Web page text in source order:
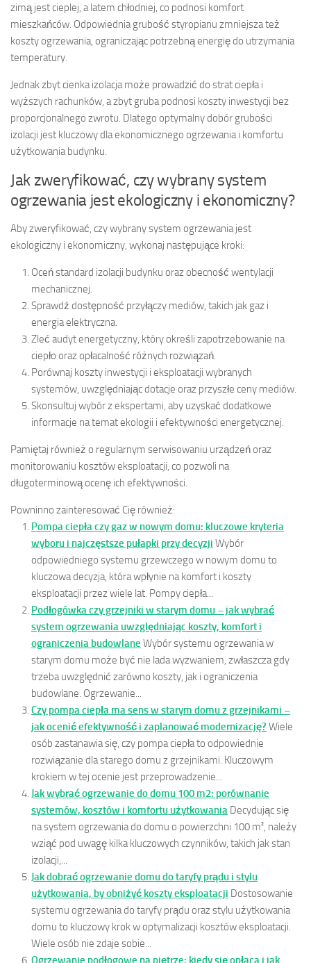
zimą jest cieplej, a latem chłodniej, co podnosi komfort
mieszkańców. Odpowiednia grubość styropianu zmniejsza też
koszty ogrzewania, ograniczając potrzebną energię do utrzymania
temperatury.
Jednak zbyt cienka izolacja może prowadzić do strat ciepła i
wyższych rachunków, a zbyt gruba podnosi koszty inwestycji bez
proporcjonalnego zwrotu. Dlatego optymalny dobór grubości
izolacji jest kluczowy dla ekonomicznego ogrzewania i komfortu
użytkowania budynku.
Jak zweryfikować, czy wybrany system
ogrzewania jest ekologiczny i ekonomiczny?
Aby zweryfikować, czy wybrany system ogrzewania jest
ekologiczny i ekonomiczny, wykonaj następujące kroki:
Oceń standard izolacji budynku oraz obecność wentylacji
mechanicznej.
Sprawdź dostępność przyłączy mediów, takich jak gaz i
energia elektryczna.
Zleć audyt energetyczny, który określi zapotrzebowanie na
ciepło oraz opłacalność różnych rozwiązań.
Porównaj koszty inwestycji i eksploatacji wybranych
systemów, uwzględniając dotacje oraz przyszłe ceny mediów.
Skonsultuj wybór z ekspertami, aby uzyskać dodatkowe
informacje na temat ekologii i efektywności energetycznej.
Pamiętaj również o regularnym serwisowaniu urządzeń oraz
monitorowaniu kosztów eksploatacji, co pozwoli na
długoterminową ocenę ich efektywności.
Powninno zainteresować Cię również:
Pompa ciepła czy gaz w nowym domu: kluczowe kryteria
wyboru i najczęstsze pułapki przy decyzji Wybór
odpowiedniego systemu grzewczego w nowym domu to
kluczowa decyzja, która wpłynie na komfort i koszty
eksploatacji przez wiele lat. Pompy ciepła...
Podłogówka czy grzejniki w starym domu – jak wybrać
system ogrzewania uwzględniając koszty, komfort i
ograniczenia budowlane Wybór systemu ogrzewania w
starym domu może być nie lada wyzwaniem, zwłaszcza gdy
trzeba uwzględnić zarówno koszty, jak i ograniczenia
budowlane. Ogrzewanie...
Czy pompa ciepła ma sens w starym domu z grzejnikami –
jak ocenić efektywność i zaplanować modernizację? Wiele
osób zastanawia się, czy pompa ciepła to odpowiednie
rozwiązanie dla starego domu z grzejnikami. Kluczowym
krokiem w tej ocenie jest przeprowadzenie...
Jak wybrać ogrzewanie do domu 100 m2: porównanie
systemów, kosztów i komfortu użytkowania Decydując się
na system ogrzewania do domu o powierzchni 100 m², należy
wziąć pod uwagę kilka kluczowych czynników, takich jak stan
izolacji,...
Jak dobrać ogrzewanie domu do taryfy prądu i stylu
użytkowania, by obniżyć koszty eksploatacji Dostosowanie
systemu ogrzewania do taryfy prądu oraz stylu użytkowania
domu to kluczowy krok w optymalizacji kosztów eksploatacji.
Wiele osób nie zdaje sobie...
Ogrzewanie podłogowe na piętrze: kiedy się opłaca i jak